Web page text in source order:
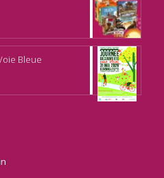
Bleue